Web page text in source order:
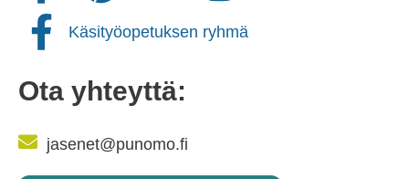
Käsityöopetuksen ryhmä
Ota yhteyttä:
jasenet@punomo.fi